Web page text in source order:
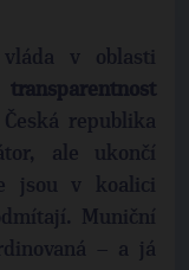
vláda v oblasti
republika
ale ukončí
jsou v koalici
Muniční
– a já